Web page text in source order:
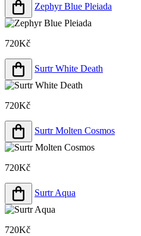
Zephyr Blue Pleiada
720Kč
Surtr White Death
720Kč
Surtr Molten Cosmos
720Kč
Surtr Aqua
720Kč